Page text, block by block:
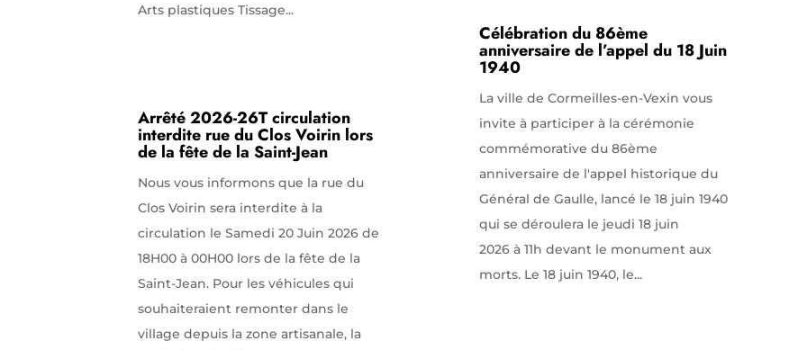
Arts plastiques Tissage...
Arrêté 2026-26T circulation
interdite rue du Clos Voirin lors
de la fête de la Saint-Jean
Nous vous informons que la rue du
Clos Voirin sera interdite à la
circulation le Samedi 20 Juin 2026 de
18H00 à 00H00 lors de la fête de la
Saint-Jean. Pour les véhicules qui
souhaiteraient remonter dans le
village depuis la zone artisanale, la
Célébration du 86ème
anniversaire de l’appel du 18 Juin
1940
La ville de Cormeilles-en-Vexin vous
invite à participer à la cérémonie
commémorative du 86ème
anniversaire de l'appel historique du
Général de Gaulle, lancé le 18 juin 1940
qui se déroulera le jeudi 18 juin
2026 à 11h devant le monument aux
morts. Le 18 juin 1940, le...